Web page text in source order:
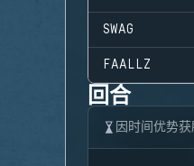
SWAG
FAALLZ
回合
因时间优势获